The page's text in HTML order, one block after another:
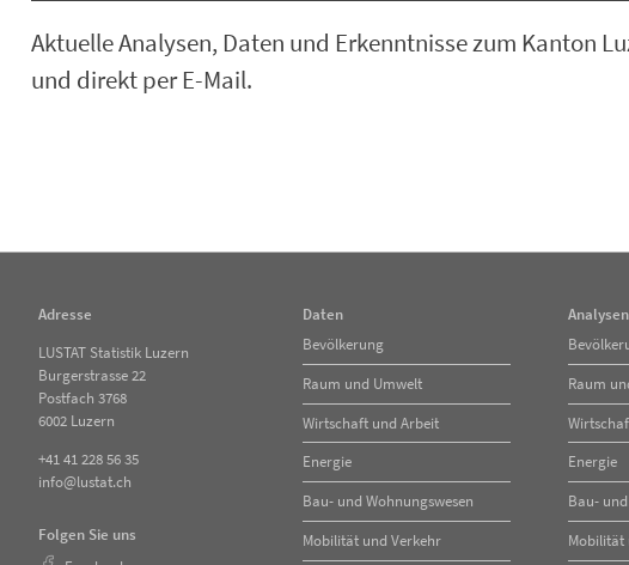
Aktuelle Analysen, Daten und Erkenntnisse zum Kanton
und direkt per E-Mail.
Adresse
LUSTAT Statistik Luzern
Burgerstrasse 22
Postfach 3768
6002 Luzern
+41 41 228 56 35
info@lustat.ch
Folgen Sie uns
Daten
Navigation
überspringen
Bevölkerung
Raum und Umwelt
Wirtschaft und Arbeit
Energie
Bau- und Wohnungswesen
Mobilität und Verkehr
Analysen
Navigation
Raum
Energie
Bau-
Mobilität